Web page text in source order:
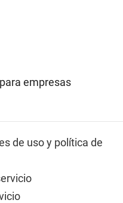
empresas
de uso y política de